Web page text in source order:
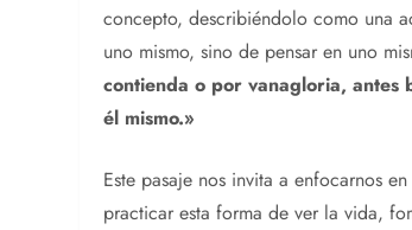
concepto, describiéndolo como una
uno mismo, sino de pensar en uno
contienda o por vanagloria, antes
él mismo.»
Este pasaje nos invita a enfocarnos
practicar esta forma de ver la vida,